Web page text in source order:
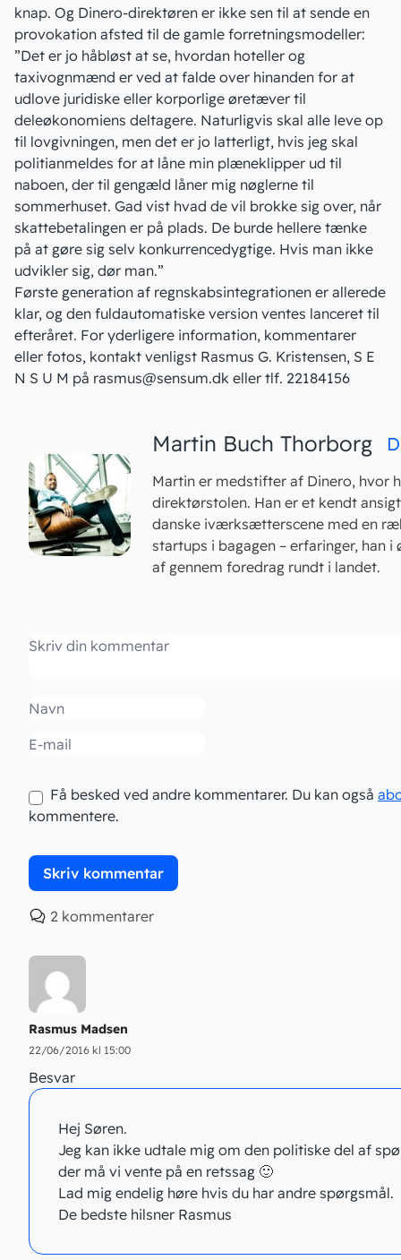
knap. Og Dinero-direktøren er ikke sen til at sende en
provokation afsted til de gamle forretningsmodeller:
”Det er jo håbløst at se, hvordan hoteller og
taxivognmænd er ved at falde over hinanden for at
udlove juridiske eller korporlige øretæver til
deleøkonomiens deltagere. Naturligvis skal alle leve op
til lovgivningen, men det er jo latterligt, hvis jeg skal
politianmeldes for at låne min plæneklipper ud til
naboen, der til gengæld låner mig nøglerne til
sommerhuset. Gad vist hvad de vil brokke sig over, når
skattebetalingen er på plads. De burde hellere tænke
på at gøre sig selv konkurrencedygtige. Hvis man ikke
udvikler sig, dør man.”
Første generation af regnskabsintegrationen er allerede
klar, og den fuldautomatiske version ventes lanceret til
efteråret. For yderligere information, kommentarer
eller fotos, kontakt venligst Rasmus G. Kristensen, S E
N S U M på rasmus@sensum.dk eller tlf. 22184156
Martin Buch Thorborg
Martin er medstifter af Dinero, hvor
direktørstolen. Han er et kendt
danske iværksætterscene med en
startups i bagagen – erfaringer, han i
af gennem foredrag rundt i landet.
Kommentar
Navn
Email
Få besked ved andre kommentarer. Du kan også
kommentere.
2 kommentarer
Rasmus Madsen
22/06/2016 kl 15:00
Besvar
Hej Søren.
Jeg kan ikke udtale mig om den politiske del af
der må vi vente på en retssag 🙂
Lad mig endelig høre hvis du har andre spørgsmål.
De bedste hilsner Rasmus